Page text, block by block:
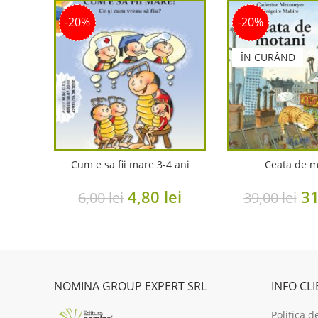
-20%
Cum e sa fii mare 3-4 ani
6,00lei Original
4,80 lei
-20%
ÎN CURÂND
Ceata de
39,00lei
NOMINA GROUP EXPERT SRL INFO
Politica